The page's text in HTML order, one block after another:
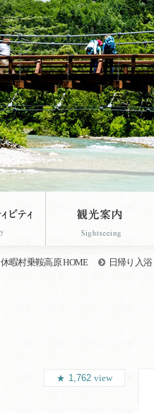
休暇村乗鞍高原 HOME 日帰り入浴
1,762 view